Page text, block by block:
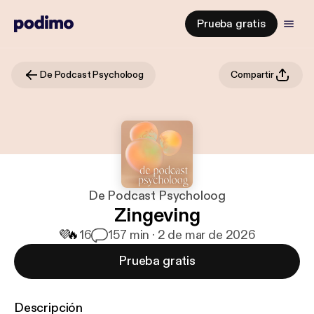
Prueba gratis
De Podcast Psycholoog Compartir
De Podcast Psycholoog
Zingeving
💜🔥16 157 min · 2 de mar de 2026
Prueba gratis
Descripción